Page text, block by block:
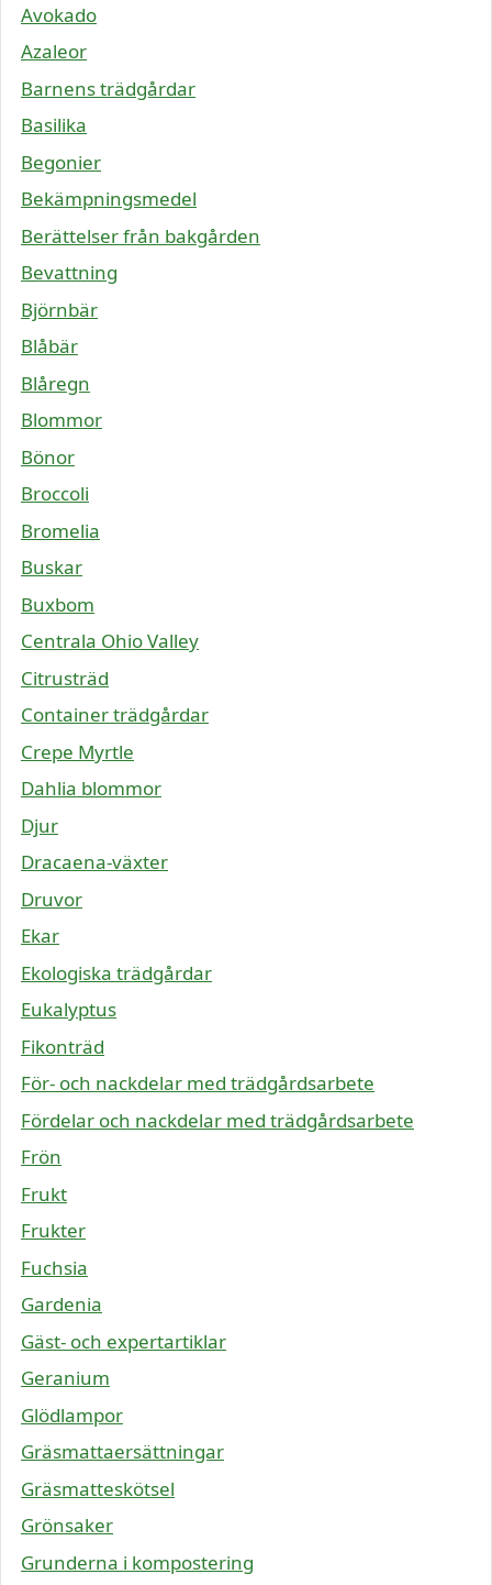
Avokado
Azaleor
Barnens trädgårdar
Basilika
Begonier
Bekämpningsmedel
Berättelser från bakgården
Bevattning
Björnbär
Blåbär
Blåregn
Blommor
Bönor
Broccoli
Bromelia
Buskar
Buxbom
Centrala Ohio Valley
Citrusträd
Container trädgårdar
Crepe Myrtle
Dahlia blommor
Djur
Dracaena-växter
Druvor
Ekar
Ekologiska trädgårdar
Eukalyptus
Fikonträd
För- och nackdelar med trädgårdsarbete
Fördelar och nackdelar med trädgårdsarbete
Frön
Frukt
Frukter
Fuchsia
Gardenia
Gäst- och expertartiklar
Geranium
Glödlampor
Gräsmattaersättningar
Gräsmatteskötsel
Grönsaker
Grunderna i kompostering